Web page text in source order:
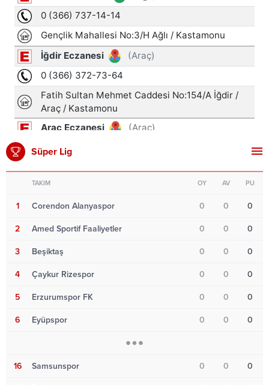
Süper Lig
TAKIM OY AV PU
1 Corendon Alanyaspor 0 0 0
2 Amed Sportif Faaliyetler 0 0 0
3 Beşiktaş 0 0 0
4 Çaykur Rizespor 0 0 0
5 Erzurumspor FK 0 0 0
6 Eyüpspor 0 0 0
16 Samsunspor 0 0 0